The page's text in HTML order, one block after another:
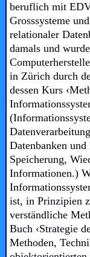
beruflich mit
Grosssysteme
relationaler
damals und
in Zürich durch
dessen Kurs
Datenbanken und
Speicherung,
Informationen.)
ist, in Prinzipien
verständliche
Buch ‹Strategie
Methoden,